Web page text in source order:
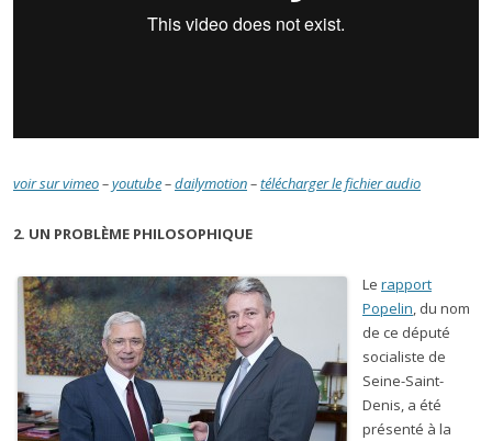
voir sur vimeo–youtube–dailymotion–télécharger le fichier audio
2. UN PROBLÈME PHILOSOPHIQUE
Le rapport
Popelin, du nom
de ce député
socialiste de
Seine-Saint-
Denis, a été
présenté à la